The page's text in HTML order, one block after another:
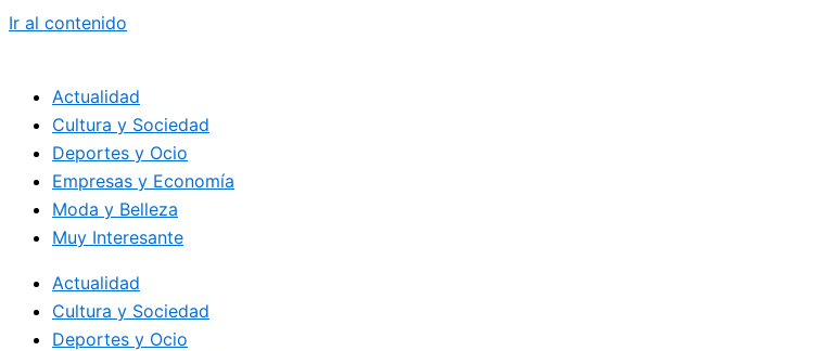
Ir al contenido
Actualidad
Cultura y Sociedad
Deportes y Ocio
Empresas y Economía
Moda y Belleza
Muy Interesante
Actualidad
Cultura y Sociedad
Deportes y Ocio